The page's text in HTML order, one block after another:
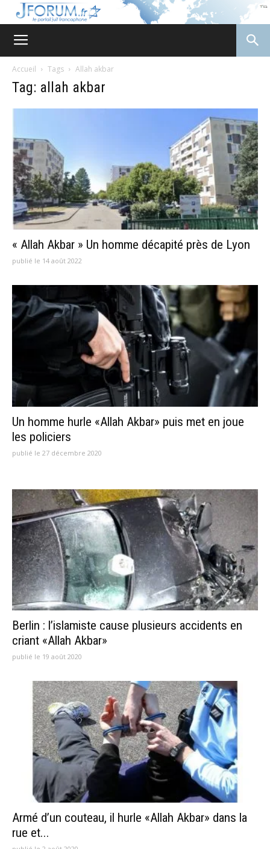
Accueil Tags Allah akbar
Tag: allah akbar
« Allah Akbar » Un homme décapité près de Lyon
publié le 14 août 2022
Un homme hurle «Allah Akbar» puis met en joue
les policiers
publié le 27 décembre 2020
Berlin : l’islamiste cause plusieurs accidents en
criant «Allah Akbar»
publié le 19 août 2020
Armé d’un couteau, il hurle «Allah Akbar» dans la
rue et...